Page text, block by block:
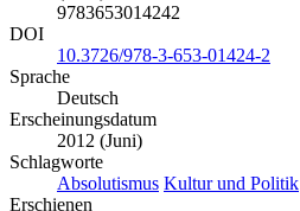
9783653014242
DOI
10.3726/978-3-653-01424-2
Sprache
Deutsch
Erscheinungsdatum
2012 (Juni)
Schlagworte
Absolutismus Kultur und Politik
Erschienen